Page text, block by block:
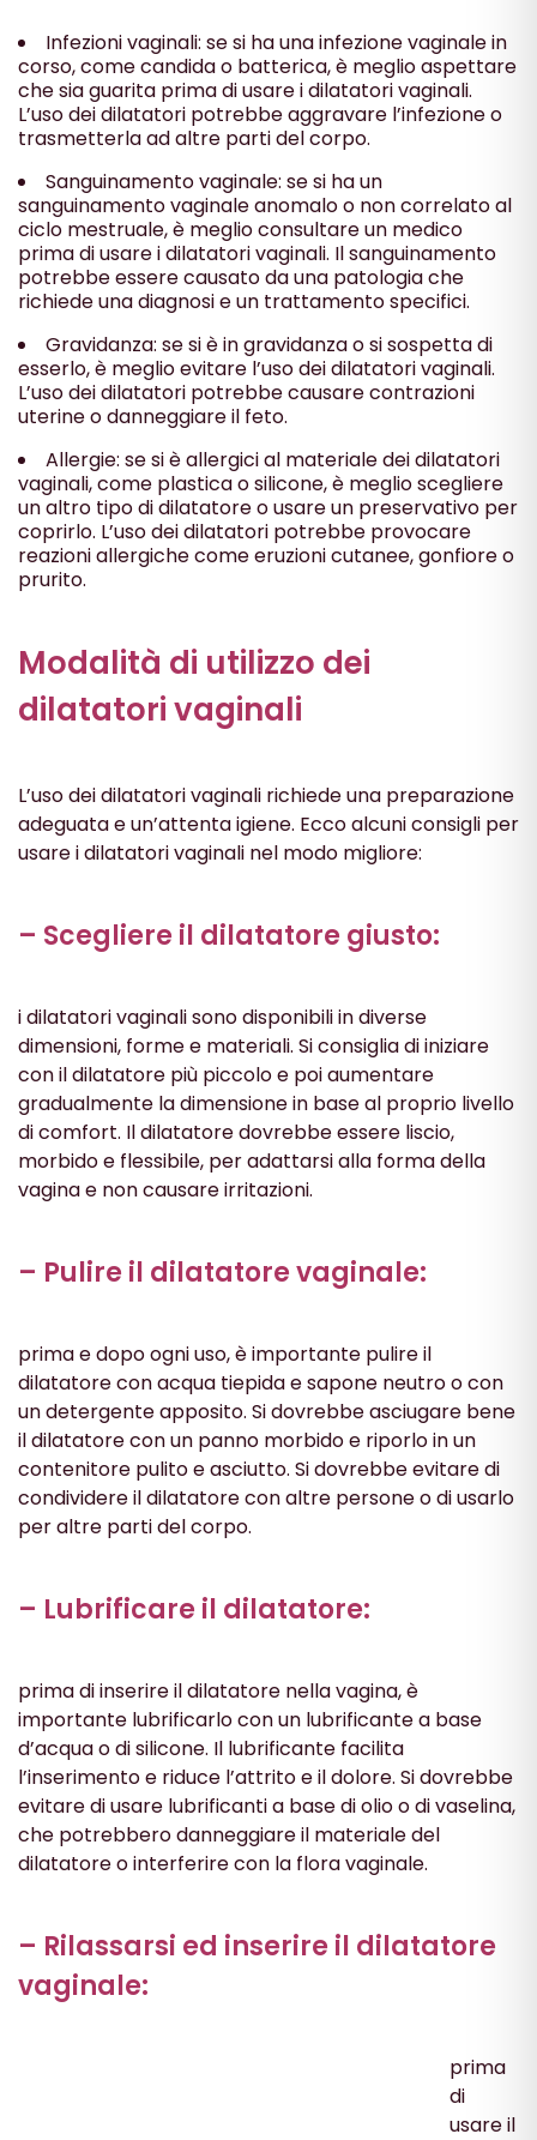
Infezioni vaginali: se si ha una infezione vaginale in
corso, come candida o batterica, è meglio aspettare
che sia guarita prima di usare i dilatatori vaginali.
L’uso dei dilatatori potrebbe aggravare l’infezione o
trasmetterla ad altre parti del corpo.
Sanguinamento vaginale: se si ha un
sanguinamento vaginale anomalo o non correlato al
ciclo mestruale, è meglio consultare un medico
prima di usare i dilatatori vaginali. Il sanguinamento
potrebbe essere causato da una patologia che
richiede una diagnosi e un trattamento specifici.
Gravidanza: se si è in gravidanza o si sospetta di
esserlo, è meglio evitare l’uso dei dilatatori vaginali.
L’uso dei dilatatori potrebbe causare contrazioni
uterine o danneggiare il feto.
Allergie: se si è allergici al materiale dei dilatatori
vaginali, come plastica o silicone, è meglio scegliere
un altro tipo di dilatatore o usare un preservativo per
coprirlo. L’uso dei dilatatori potrebbe provocare
reazioni allergiche come eruzioni cutanee, gonfiore o
prurito.
Modalità di utilizzo dei
dilatatori vaginali
L’uso dei dilatatori vaginali richiede una preparazione
adeguata e un’attenta igiene. Ecco alcuni consigli per
usare i dilatatori vaginali nel modo migliore:
– Scegliere il dilatatore giusto:
i dilatatori vaginali sono disponibili in diverse
dimensioni, forme e materiali. Si consiglia di iniziare
con il dilatatore più piccolo e poi aumentare
gradualmente la dimensione in base al proprio livello
di comfort. Il dilatatore dovrebbe essere liscio,
morbido e flessibile, per adattarsi alla forma della
vagina e non causare irritazioni.
– Pulire il dilatatore vaginale:
prima e dopo ogni uso, è importante pulire il
dilatatore con acqua tiepida e sapone neutro o con
un detergente apposito. Si dovrebbe asciugare bene
il dilatatore con un panno morbido e riporlo in un
contenitore pulito e asciutto. Si dovrebbe evitare di
condividere il dilatatore con altre persone o di usarlo
per altre parti del corpo.
– Lubrificare il dilatatore:
prima di inserire il dilatatore nella vagina, è
importante lubrificarlo con un lubrificante a base
d’acqua o di silicone. Il lubrificante facilita
l’inserimento e riduce l’attrito e il dolore. Si dovrebbe
evitare di usare lubrificanti a base di olio o di vaselina,
che potrebbero danneggiare il materiale del
dilatatore o interferire con la flora vaginale.
– Rilassarsi ed inserire il dilatatore
vaginale:
prima
di
usare il